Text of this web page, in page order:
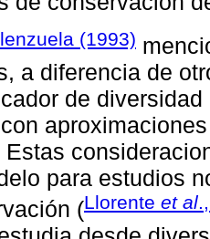
(1993)
a diferencia de
de
para estudios
(Llorente et al